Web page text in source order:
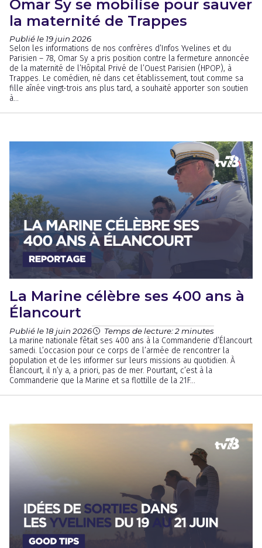
Omar Sy se mobilise pour sauver
la maternité de Trappes
Publié le 19 juin 2026
Selon les informations de nos confrères d’Infos Yvelines et du
Parisien – 78, Omar Sy a pris position contre la fermeture annoncée
de la maternité de l’Hôpital Privé de l’Ouest Parisien (HPOP), à
Trappes. Le comédien, né dans cet établissement, tout comme sa
fille aînée vingt-trois ans plus tard, a souhaité apporter son soutien
à...
La Marine célèbre ses 400 ans à
Élancourt
Publié le 18 juin 2026 Temps de lecture: 2 minutes
La marine nationale fêtait ses 400 ans à la Commanderie d’Élancourt
samedi. L’occasion pour ce corps de l’armée de rencontrer la
population et de les informer sur leurs missions au quotidien. À
Élancourt, il n’y a, a priori, pas de mer. Pourtant, c’est à la
Commanderie que la Marine et sa flottille de la 21F...